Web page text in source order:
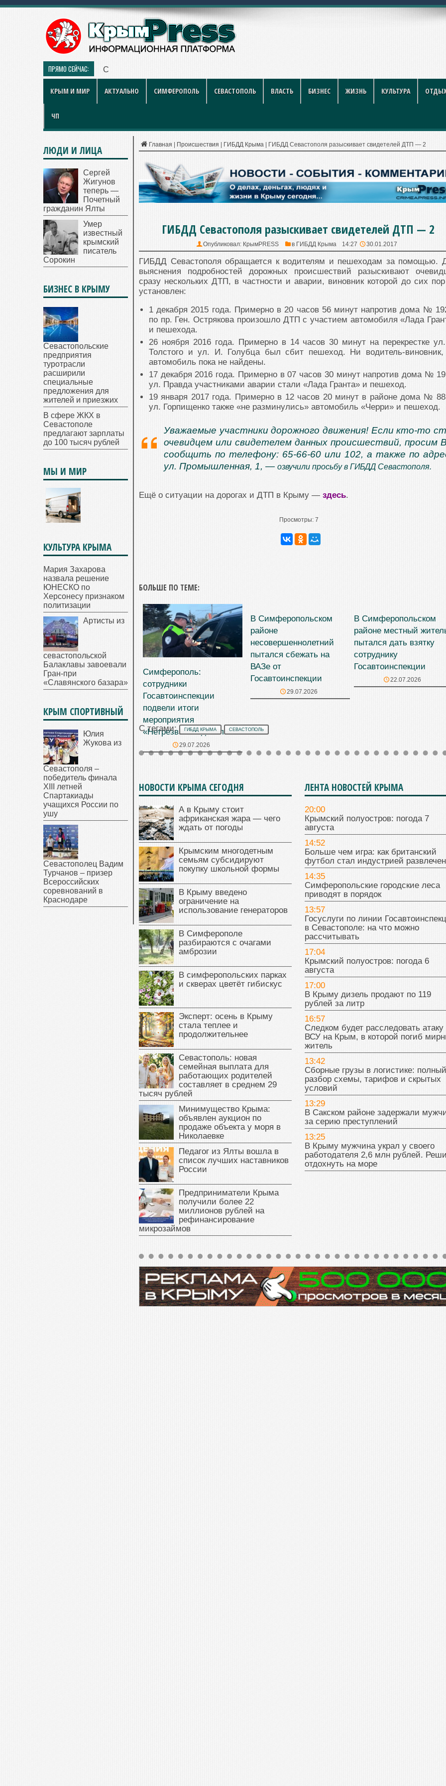
ПРЯМО СЕЙЧАС: Симферопольские городские леса приводят в поря
КРЫМ И МИР АКТУАЛЬНО СИМФЕРОПОЛЬ СЕВАСТОПОЛЬ ВЛАСТЬ БИЗНЕС ЖИЗНЬ КУЛЬТУРА
ЧП
Главная Происшествия ГИБДД Крыма ГИБДД Севастополя разыскивает свидетелей ДТП — 2
ГИБДД Севастополя разыскивает свидетелей ДТП — 2
Опубликовал: КрымPRESS в ГИБДД Крыма 14:27 30.01.2017
ГИБДД Севастополя обращается к водителям и пешеходам за помощью.
выяснения подробностей дорожных происшествий разыскивают
сразу нескольких ДТП, в частности и аварии, виновник которой до сих
установлен:
1 декабря 2015 года. Примерно в 20 часов 56 минут напротив дома №
по пр. Ген. Острякова произошло ДТП с участием автомобиля «Лада
и пешехода.
26 ноября 2016 года. Примерно в 14 часов 30 минут на перекрестке
Толстого и ул. И. Голубца был сбит пешеход. Ни водитель-
автомобиль пока не найдены.
17 декабря 2016 года. Примерно в 07 часов 30 минут напротив дома №
ул. Правда участниками аварии стали «Лада Гранта» и пешеход.
19 января 2017 года. Примерно в 12 часов 20 минут в районе дома №
ул. Горпищенко также «не разминулись» автомобиль «Черри» и пешеход.
Уважаемые участники дорожного движения! Если кто-то
очевидцем или свидетелем данных происшествий, просим
сообщить по телефону: 65-66-60 или 102, а также по
ул. Промышленная, 1, — озвучили просьбу в ГИБДД Севастополя.
Ещё о ситуации на дорогах и ДТП в Крыму — здесь.
Просмотры: 7
БОЛЬШЕ ПО ТЕМЕ:
Симферополь:
сотрудники
Госавтоинспекции
подвели итоги
мероприятия
«Нетрезвый водитель»
29.07.2026
В Симферопольском
районе
несовершеннолетний
пытался сбежать на
ВАЗе от
Госавтоинспекции
29.07.2026
В Симферопольском
районе местный
пытался дать взятку
сотруднику
Госавтоинспекции
22.07.2026
С тегами: ГИБДД КРЫМА СЕВАСТОПОЛЬ
НОВОСТИ КРЫМА СЕГОДНЯ
А в Крыму стоит
африканская жара — чего
ждать от погоды
Крымским многодетным
семьям субсидируют
покупку школьной формы
В Крыму введено
ограничение на
использование генераторов
В Симферополе
разбираются с очагами
амброзии
В симферопольских парках
и скверах цветёт гибискус
Эксперт: осень в Крыму
стала теплее и
продолжительнее
Севастополь: новая
семейная выплата для
работающих родителей
составляет в среднем 29
тысяч рублей
Минимущество Крыма:
объявлен аукцион по
продаже объекта у моря в
Николаевке
Педагог из Ялты вошла в
список лучших наставников
России
Предприниматели Крыма
получили более 22
миллионов рублей на
рефинансирование
микрозаймов
ЛЕНТА НОВОСТЕЙ КРЫМА
20:00
Крымский полуостров: погода 7
августа
14:52
Больше чем игра: как британский
футбол стал индустрией
14:35
Симферопольские городские леса
приводят в порядок
13:57
Госуслуги по линии
в Севастополе: на что можно
рассчитывать
17:04
Крымский полуостров: погода 6
августа
17:00
В Крыму дизель продают по 119
рублей за литр
16:57
Следком будет расследовать атаку
ВСУ на Крым, в которой погиб
житель
13:42
Сборные грузы в логистике: полный
разбор схемы, тарифов и скрытых
условий
13:29
В Сакском районе задержали
за серию преступлений
13:25
В Крыму мужчина украл у своего
работодателя 2,6 млн рублей.
отдохнуть на море
ЛЮДИ И ЛИЦА
Сергей
Жигунов
теперь —
Почетный
гражданин Ялты
Умер
известный
крымский
писатель
Сорокин
БИЗНЕС В КРЫМУ
Севастопольские
предприятия
туротрасли
расширили
специальные
предложения для
жителей и приезжих
В сфере ЖКХ в
Севастополе
предлагают зарплаты
до 100 тысяч рублей
МЫ И МИР
КУЛЬТУРА КРЫМА
Мария Захарова
назвала решение
ЮНЕСКО по
Херсонесу признаком
политизации
Артисты из
севастопольской
Балаклавы завоевали
Гран-при
«Славянского базара»
КРЫМ СПОРТИВНЫЙ
Юлия
Жукова из
Севастополя –
победитель финала
XIII летней
Спартакиады
учащихся России по
ушу
Севастополец Вадим
Турчанов – призер
Всероссийских
соревнований в
Краснодаре